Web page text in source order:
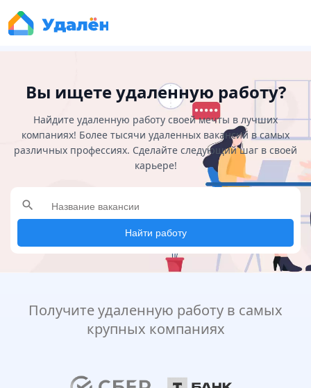
Вы ищете удаленную работу?
Найдите удаленную работу своей мечты в лучших
компаниях! Более тысячи удаленных вакансий в самых
различных профессиях. Сделайте следующий шаг в своей
карьере!
search
Найти работу
Получите удаленную работу в самых
крупных компаниях